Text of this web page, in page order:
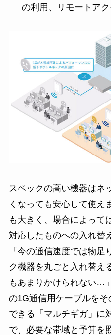
の利用、リモートア
スペックの高い機器はネ
くなっても安心して使え
も大きく、場合によって
対応したものへの入れ替
「今の通信速度では物
ク機器を丸ごと入れ替え
もあまりかけられない…
の1G通信用ケーブルを
できる「マルチギガ」に
で、必要な帯域と予算を